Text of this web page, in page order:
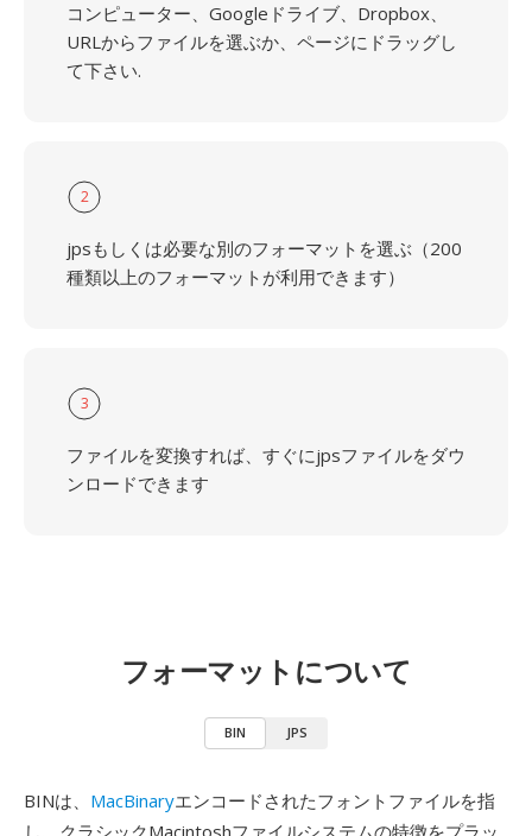
コンピューター、Googleドライブ、Dropbox、
URLからファイルを選ぶか、ページにドラッグし
て下さい.
2
jpsもしくは必要な別のフォーマットを選ぶ（200
種類以上のフォーマットが利用できます）
3
ファイルを変換すれば、すぐにjpsファイルをダウ
ンロードできます
フォーマットについて
BIN JPS
BINは、 MacBinaryエンコードされたフォントファイルを指
し、クラシックMacintoshファイルシステムの特徴をプラッ